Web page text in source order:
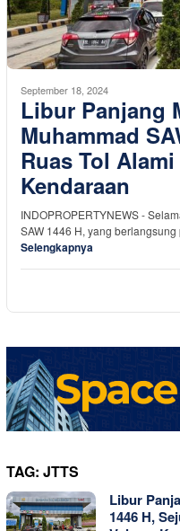
September 18, 2024
Libur Panjang
Muhammad
Ruas Tol
Kendaraan
INDOPROPERTYNEWS -
SAW 1446 H, yang
Selengkapnya
TAG: JTTS
Libur
1446 H,